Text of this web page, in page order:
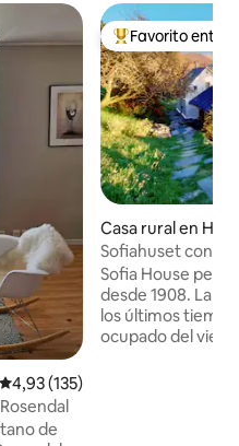
destacados
Calificación promedio: 4,93 de
4,93 (135)
de
Favorito entre
Favorito entre
Casa rural en
Sofiahuset con
minutos de
Sofia House
desde 1908. La
los últimos
ocupado del viejo